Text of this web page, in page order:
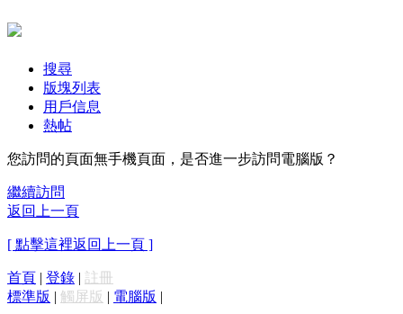
搜尋
版塊列表
用戶信息
熱帖
您訪問的頁面無手機頁面，是否進一步訪問電腦版？
繼續訪問
返回上一頁
[ 點擊這裡返回上一頁 ]
首頁 | 登錄 | 註冊
標準版 | 觸屏版 | 電腦版 |